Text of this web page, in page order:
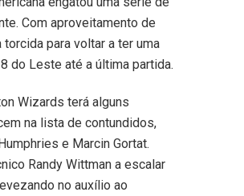
Com aproveitamento de
para voltar a ter uma
do Leste até a última partida.
Wizards terá alguns
na lista de contundidos,
e Marcin Gortat.
Randy Wittman a escalar
no auxílio ao